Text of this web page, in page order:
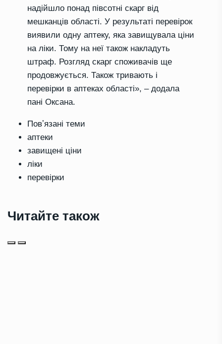
надійшло понад півсотні скарг від
мешканців області. У результаті перевірок
виявили одну аптеку, яка завищувала ціни
на ліки. Тому на неї також накладуть
штраф. Розгляд скарг споживачів ще
продовжується. Також тривають і
перевірки в аптеках області», – додала
пані Оксана.
Повʼязані теми
аптеки
завищені ціни
ліки
перевірки
Читайте також